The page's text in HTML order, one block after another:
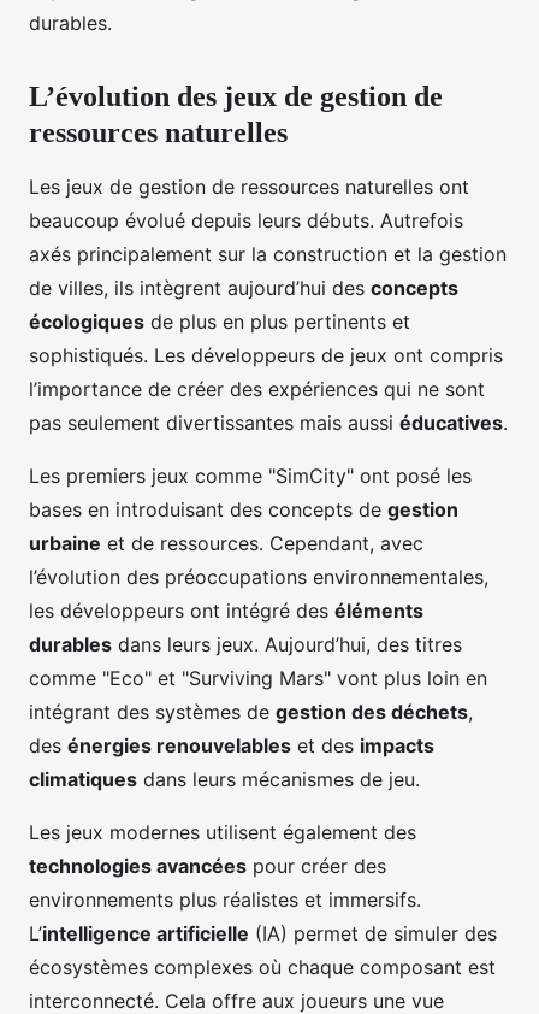
durables.
L’évolution des jeux de gestion de
ressources naturelles
Les jeux de gestion de ressources naturelles ont
beaucoup évolué depuis leurs débuts. Autrefois
axés principalement sur la construction et la gestion
de villes, ils intègrent aujourd’hui des concepts
écologiques de plus en plus pertinents et
sophistiqués. Les développeurs de jeux ont compris
l’importance de créer des expériences qui ne sont
pas seulement divertissantes mais aussi éducatives.
Les premiers jeux comme "SimCity" ont posé les
bases en introduisant des concepts de gestion
urbaine et de ressources. Cependant, avec
l’évolution des préoccupations environnementales,
les développeurs ont intégré des éléments
durables dans leurs jeux. Aujourd’hui, des titres
comme "Eco" et "Surviving Mars" vont plus loin en
intégrant des systèmes de gestion des déchets,
des énergies renouvelables et des impacts
climatiques dans leurs mécanismes de jeu.
Les jeux modernes utilisent également des
technologies avancées pour créer des
environnements plus réalistes et immersifs.
L’intelligence artificielle (IA) permet de simuler des
écosystèmes complexes où chaque composant est
interconnecté. Cela offre aux joueurs une vue